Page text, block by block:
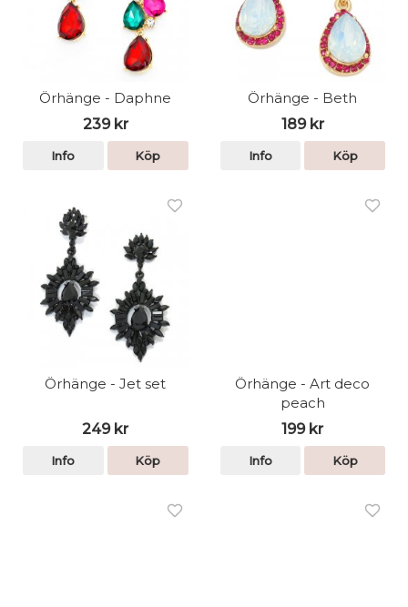
Örhänge - Daphne
239 kr
Info Köp
Örhänge - Beth
189 kr
Info Köp
Örhänge - Jet set
249 kr
Info Köp
Örhänge - Art deco
peach
199 kr
Info Köp